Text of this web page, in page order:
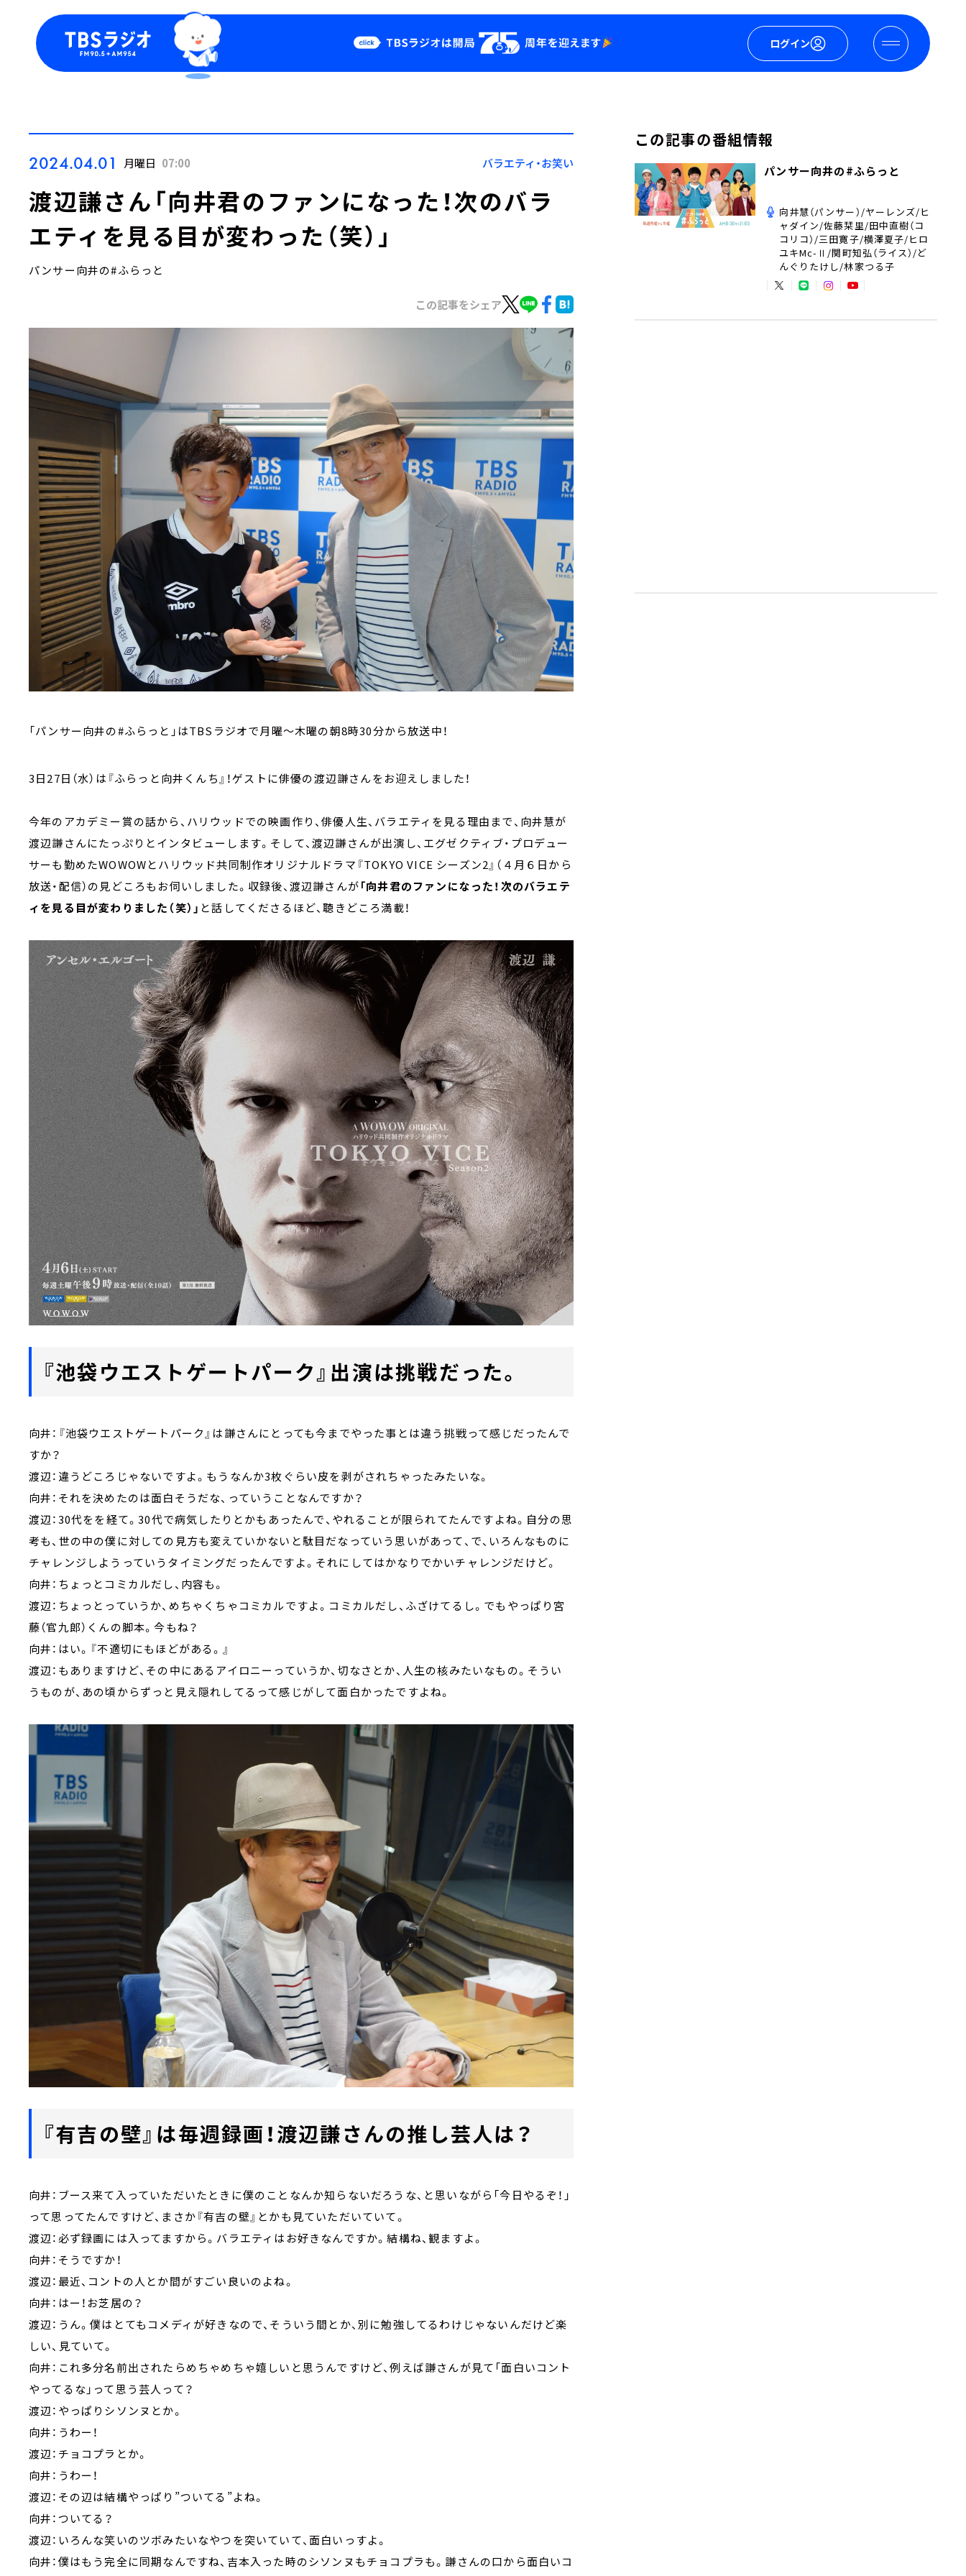
ログイン
Podcast
YouTube
会社情報
2024.04.01 月曜日 07:00 バラエティ・お笑い
渡辺謙さん「向井君のファンになった！次のバラ
エティを見る目が変わった（笑）」
パンサー向井の#ふらっと
この記事をシェア
「パンサー向井の#ふらっと」はTBSラジオで月曜～木曜の朝8時30分から放送中！
3日27日（水）は『ふらっと向井くんち』！ゲストに俳優の渡辺謙さんをお迎えしました！
今年のアカデミー賞の話から、ハリウッドでの映画作り、俳優人生、バラエティを見る理由まで、向井慧が
渡辺謙さんにたっぷりとインタビューします。そして、渡辺謙さんが出演し、エグゼクティブ・プロデュー
サーも勤めたWOWOWとハリウッド共同制作オリジナルドラマ『TOKYO VICE シーズン2』（４月６日から
放送・配信）の見どころもお伺いしました。収録後、渡辺謙さんが「向井君のファンになった！次のバラエテ
ィを見る目が変わりました（笑）」 と話してくださるほど、聴きどころ満載！
『池袋ウエストゲートパーク』出演は挑戦だった。
向井：『池袋ウエストゲートパーク』は謙さんにとっても今までやった事とは違う挑戦って感じだったんで
すか？
渡辺：違うどころじゃないですよ。もうなんか3枚ぐらい皮を剥がされちゃったみたいな。
向井：それを決めたのは面白そうだな、っていうことなんですか？
渡辺：30代をを経て。30代で病気したりとかもあったんで、やれることが限られてたんですよね。自分の思
考も、世の中の僕に対しての見方も変えていかないと駄目だなっていう思いがあって、で、いろんなものに
チャレンジしようっていうタイミングだったんですよ。それにしてはかなりでかいチャレンジだけど。
向井：ちょっとコミカルだし、内容も。
渡辺：ちょっとっていうか、めちゃくちゃコミカルですよ。コミカルだし、ふざけてるし。でもやっぱり宮
藤（官九郎）くんの脚本。今もね？
向井：はい。『不適切にもほどがある。』
渡辺：もありますけど、その中にあるアイロニーっていうか、切なさとか、人生の核みたいなもの。そうい
うものが、あの頃からずっと見え隠れしてるって感じがして面白かったですよね。
『有吉の壁』は毎週録画！渡辺謙さんの推し芸人は？
向井：ブース来て入っていただいたときに僕のことなんか知らないだろうな、と思いながら「今日やるぞ！」
って思ってたんですけど、まさか『有吉の壁』とかも見ていただいていて。
渡辺：必ず録画には入ってますから。バラエティはお好きなんですか。結構ね、観ますよ。
向井：そうですか！
渡辺：最近、コントの人とか間がすごい良いのよね。
向井：はー！お芝居の？
渡辺：うん。僕はとてもコメディが好きなので、そういう間とか、別に勉強してるわけじゃないんだけど楽
しい、見ていて。
向井：これ多分名前出されたらめちゃめちゃ嬉しいと思うんですけど、例えば謙さんが見て「面白いコント
やってるな」って思う芸人って？
渡辺：やっぱりシソンヌとか。
向井：うわー！
渡辺：チョコプラとか。
向井：うわー！
渡辺：その辺は結構やっぱり”ついてる”よね。
向井：ついてる？
渡辺：いろんな笑いのツボみたいなやつを突いていて、面白いっすよ。
向井：僕はもう完全に同期なんですね、吉本入った時のシソンヌもチョコプラも。謙さんの口から面白いコ
この記事の番組情報
パンサー向井の#ふらっと
向井慧（パンサー）/ヤーレンズ/ヒ
ャダイン/佐藤栞里/田中直樹（コ
コリコ）/三田寛子/横澤夏子/ヒロ
ユキMc-Ⅱ/関町知弘（ライス）/ど
んぐりたけし/林家つる子